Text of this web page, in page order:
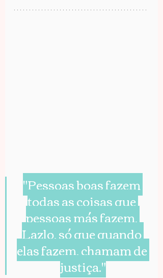
"Pessoas boas fazem
todas as coisas que
pessoas más fazem,
Lazlo, só que quando
elas fazem, chamam de
justiça."